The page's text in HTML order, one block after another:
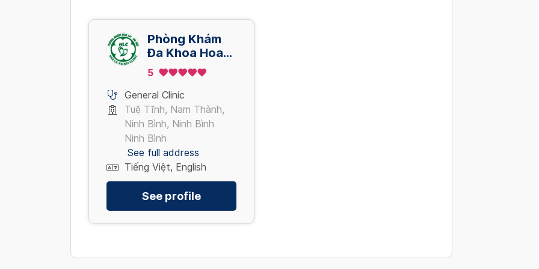
Phòng Khám
Đa Khoa Hoa
Lư - Hà Nội
5
General Clinic
Tuệ Tĩnh, Nam Thành,
Ninh Bình, Ninh Bình
Ninh Bình
See full address
Tiếng Việt, English
See profile